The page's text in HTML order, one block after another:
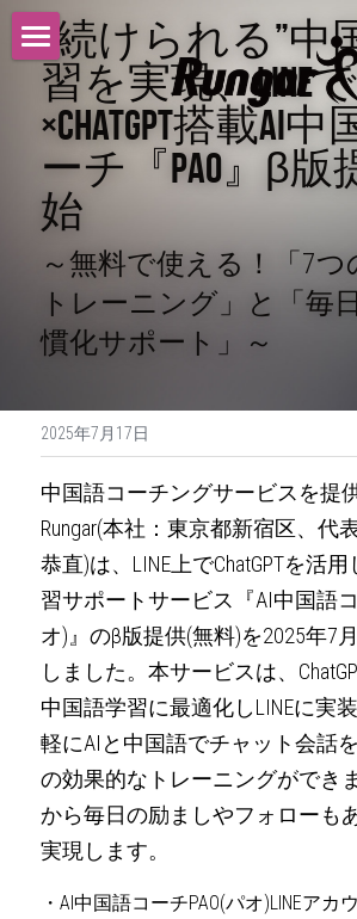
トップ
サービス
ニュース
採用情報
会社概要
沿革
お問い合わせ
“続けられる”中
習を実現、LINE
×ChatGPT搭載AI中
ーチ『PAO』β版
始
～無料で使える！「7つ
トレーニング」と「毎
慣化サポート」～
2025年7月17日
中国語コーチングサービスを提
Rungar(本社：東京都新宿区、代
恭直)は、LINE上でChatGPTを活
習サポートサービス『AI中国語
オ)』のβ版提供(無料)を2025年7
しました。本サービスは、
中国語学習に最適化しLINEに実
軽にAIと中国語でチャット会話
の効果的なトレーニングができ
から毎日の励ましやフォローも
実現します。